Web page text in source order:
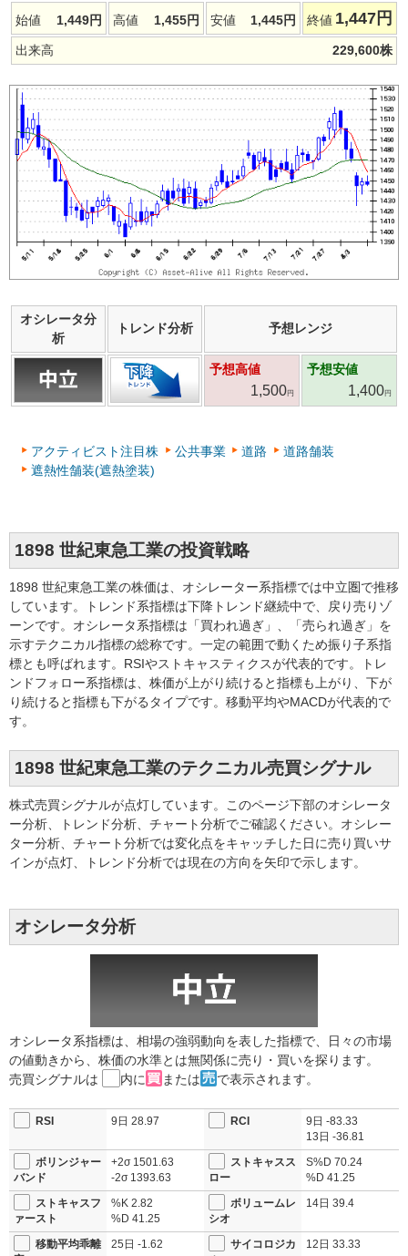
始値 1,449円 高値 1,455円 安値 1,445円 終値 1,447 円
出来高 229,600株
オシレータ分
析
トレンド分析 予想レンジ
予想高値
1,500円
予想安値
1,400円
アクティビスト注目株 公共事業 道路
道路舗装
遮熱性舗装(遮熱塗装)
1898 世紀東急工業の投資戦略
1898 世紀東急工業の株価は、オシレーター系指標では中立圏で推移
しています。トレンド系指標は下降トレンド継続中で、戻り売りゾ
ーンです。オシレータ系指標は「買われ過ぎ」、「売られ過ぎ」を
示すテクニカル指標の総称です。一定の範囲で動くため振り子系指
標とも呼ばれます。RSIやストキャスティクスが代表的です。トレ
ンドフォロー系指標は、株価が上がり続けると指標も上がり、下が
り続けると指標も下がるタイプです。移動平均やMACDが代表的で
す。
1898 世紀東急工業のテクニカル売買シグナル
株式売買シグナルが点灯しています。このページ下部のオシレータ
ー分析、トレンド分析、チャート分析でご確認ください。オシレー
ター分析、チャート分析では変化点をキャッチした日に売り買いサ
インが点灯、トレンド分析では現在の方向を矢印で示します。
オシレータ分析
オシレータ系指標は、相場の強弱動向を表した指標で、日々の市場
の値動きから、株価の水準とは無関係に売り・買いを探ります。
売買シグナルは
内に または で表示されます。
RSI 9日 28.97 RCI 9日 -83.33
13日 -36.81
ボリンジャー
バンド
+2σ 1501.63
-2σ 1393.63
ストキャスス
ロー
S%D 70.24
%D 41.25
ストキャスフ
ァースト
%K 2.82
%D 41.25
ボリュームレ
シオ
14日 39.4
移動平均乖離
25日 -1.62
サイコロジカ
12日 33.33